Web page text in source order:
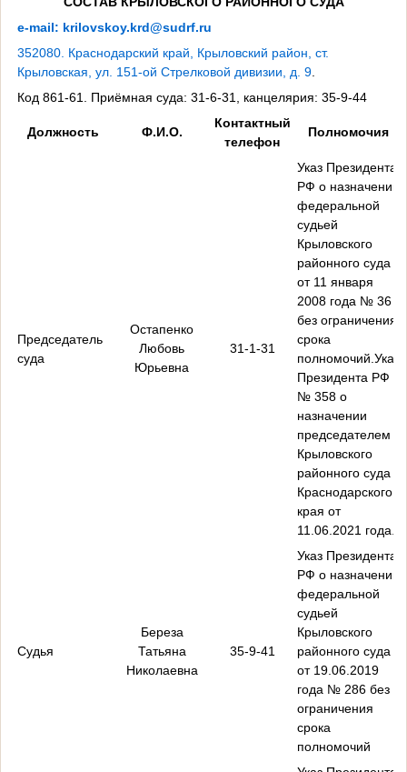
e-mail: krilovskoy.krd@sudrf.ru
352080. Краснодарский край, Крыловский район, ст.
Крыловская, ул. 151-ой Стрелковой дивизии, д. 9.
Код 861-61. Приёмная суда: 31-6-31, канцелярия: 35-9-44
Должность Ф.И.О.
Контактный
телефон
Полномочия
Председатель
суда
Остапенко
Любовь
Юрьевна
31-1-31
Указ Президента
РФ о назначении
федеральной
судьей
Крыловского
районного суда
от 11 января
2008 года № 36
без ограничения
срока
полномочий.Указ
Президента РФ
№ 358 о
назначении
председателем
Крыловского
районного суда
Краснодарского
края от
11.06.2021 года.
Судья
Береза
Татьяна
Николаевна
35-9-41
Указ Президента
РФ о назначении
федеральной
судьей
Крыловского
районного суда
от 19.06.2019
года № 286 без
ограничения
срока
полномочий